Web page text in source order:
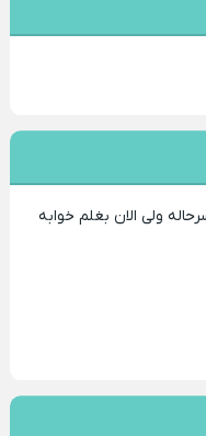
ولی الان بغلم خوابه